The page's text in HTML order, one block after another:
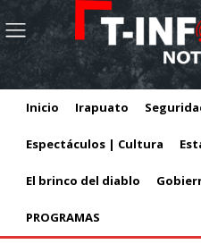
Inicio Irapuato
Espectáculos | Cultura
El brinco del diablo
PROGRAMAS